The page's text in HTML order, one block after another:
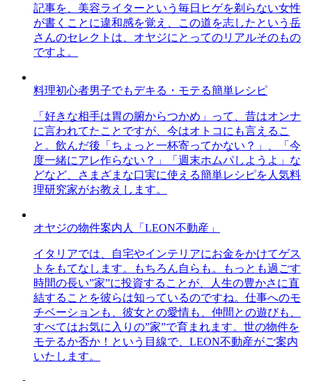
記事を、美容ライターという毎日ヒゲを剃らない女性
が書くことに違和感を覚え、この道を志したという岳
さんのセレクトは、オヤジにとってのリアルそのもの
ですよ。
料理初心者男子でもデキる・モテる簡単レシピ
「好きな相手は胃の腑からつかめ」って、昔はオンナ
に言われてたことですが、今はオトコにも言えるこ
と。飲んだ後「ちょっと一杯寄ってかない？」、「今
度一緒にアレ作らない？」「週末ホムパしようよ」な
どなど、さまざまな口実に使える簡単レシピを人気料
理研究家がお教えします。
オヤジの物件案内人「LEON不動産」
イタリアでは、自宅やインテリアにお金をかけてゲス
トをもてなします。もちろん自らも。もっとも過ごす
時間の長い”家”に投資することが、人生の豊かさに直
結することを彼らは知っているのですね。仕事へのモ
チベーションも、彼女との愛情も、仲間との遊びも、
すべてはお気に入りの”家”で育まれます。世の物件を
モテるか否か！という目線で、LEON不動産がご案内
いたします。